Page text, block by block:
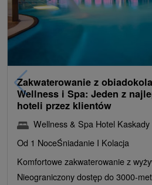
Zakwaterowanie z
Wellness i Spa: Jeden z
hoteli przez klientów
Wellness & Spa Hotel Kaskady
Od 1 NoceŚniadanie I Kolacja
Komfortowe zakwaterowanie z
Nieograniczony dostęp do 3000-